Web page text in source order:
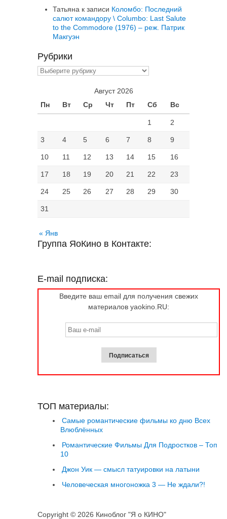
Татьяна к записи Коломбо: Последний
салют командору \ Columbo: Last Salute
to the Commodore (1976) – реж. Патрик
Макгуэн
Рубрики
Рубрики
Август 2026
Пн
Вт Ср Чт Пт Сб Вс
1 2
3 4 5 6 7 8 9
10 11 12 13 14 15 16
17 18 19 20 21 22 23
24 25 26 27 28 29 30
31
« Янв
Группа ЯоКино в Контакте:
E-mail подписка:
Введите ваш email для получения свежих
материалов yaokino.RU:
ТОП материалы:
Самые романтические фильмы ко дню Всех
Влюблённых
Романтические Фильмы Для Подростков – Топ
10
Джон Уик — смысл татуировки на латыни
Человеческая многоножка 3 — Не ждали?!
Copyright © 2026 Киноблог "Я о КИНО"